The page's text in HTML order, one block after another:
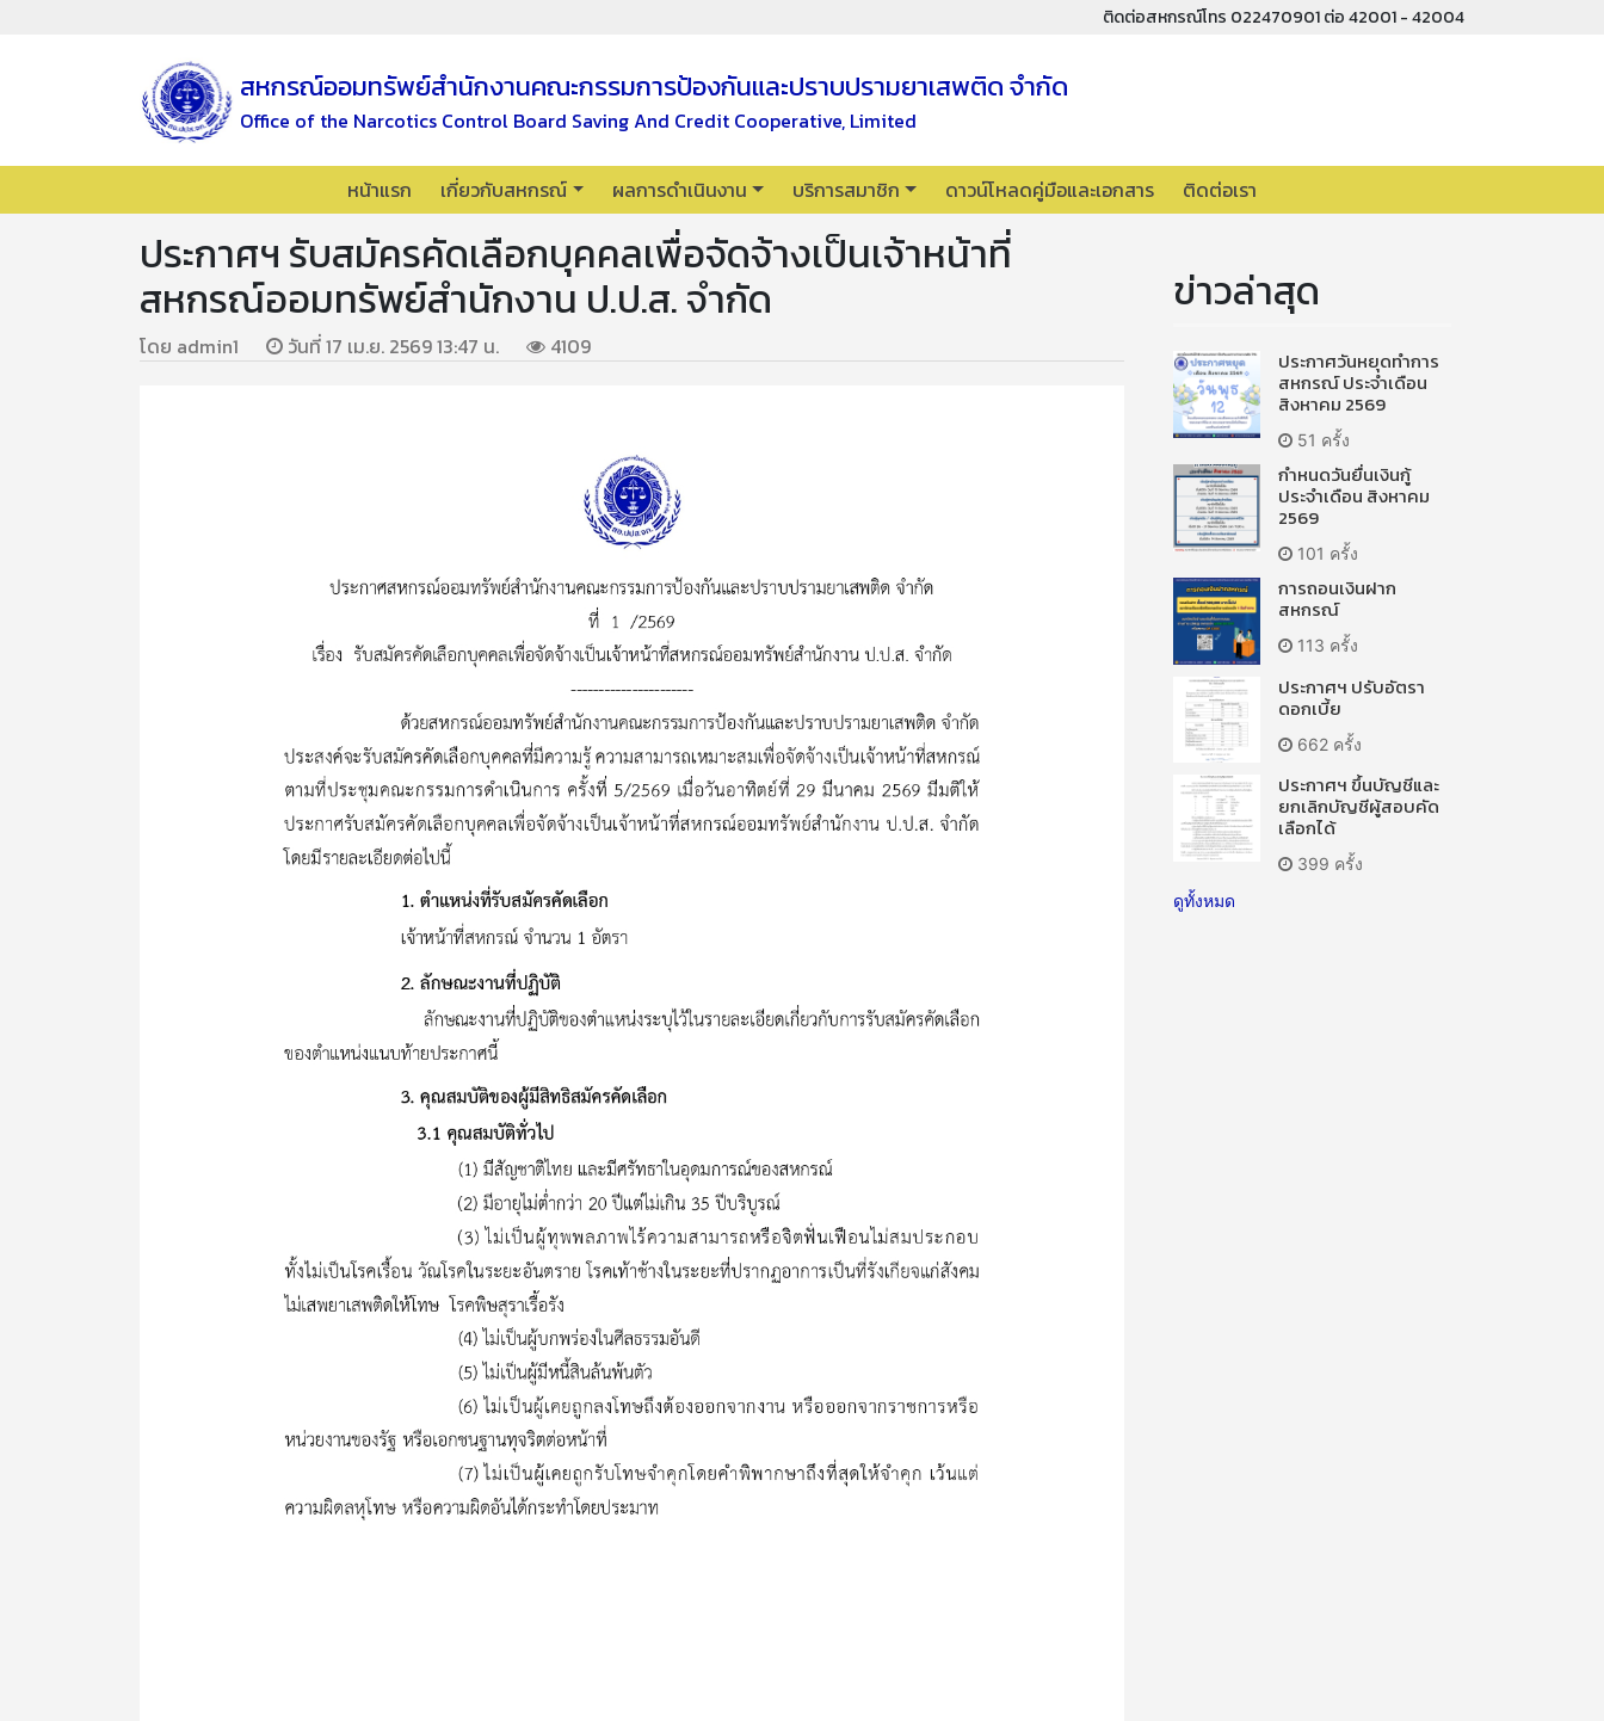
ติดต่อสหกรณ์โทร 022470901 ต่อ 42001 - 42004
สหกรณ์ออมทรัพย์สำนักงานคณะกรรมการป้องกันและปราบปรามยาเสพติด จำกัด
Office of the Narcotics Control Board Saving And Credit Cooperative, Limited
หน้าแรก เกี่ยวกับสหกรณ์ ผลการดำเนินงาน บริการสมาชิก ดาวน์โหลดคู่มือและเอกสาร ติดต่อเรา
ประกาศฯ รับสมัครคัดเลือกบุคคลเพื่อจัดจ้างเป็นเจ้าหน้าที่
สหกรณ์ออมทรัพย์สำนักงาน ป.ป.ส. จำกัด
โดย admin1 วันที่ 17 เม.ย. 2569 13:47 น. 4109
ข่าวล่าสุด
ประกาศวันหยุดทำการ
สหกรณ์ ประจำเดือน
สิงหาคม 2569
51 ครั้ง
กำหนดวันยื่นเงินกู้
ประจำเดือน สิงหาคม
2569
101 ครั้ง
การถอนเงินฝาก
สหกรณ์
113 ครั้ง
ประกาศฯ ปรับอัตรา
ดอกเบี้ย
662 ครั้ง
ประกาศฯ ขึ้นบัญชีและ
ยกเลิกบัญชีผู้สอบคัด
เลือกได้
399 ครั้ง
ดูทั้งหมด